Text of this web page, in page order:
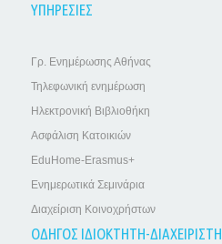
ΥΠΗΡΕΣΙΕΣ
Γρ. Ενημέρωσης Αθήνας
Τηλεφωνική ενημέρωση
Ηλεκτρονική Βιβλιοθήκη
Ασφάλιση Κατοικιών
EduHome-Erasmus+
Ενημερωτικά Σεμινάρια
Διαχείριση Κοινοχρήστων
ΟΔΗΓΟΣ ΙΔΙΟΚΤΗΤΗ-ΔΙΑΧΕΙΡΙΣΤΗ